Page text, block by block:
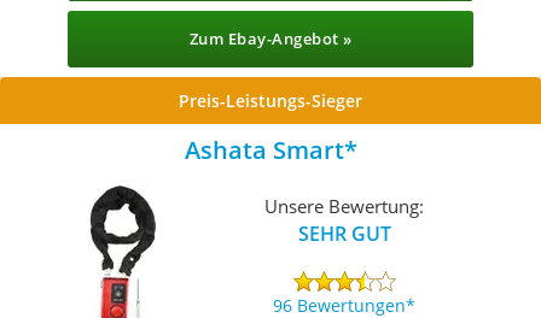
Zum Ebay-Angebot »
Preis-Leistungs-Sieger
Ashata Smart
Unsere Bewertung:
SEHR GUT
96 Bewertungen